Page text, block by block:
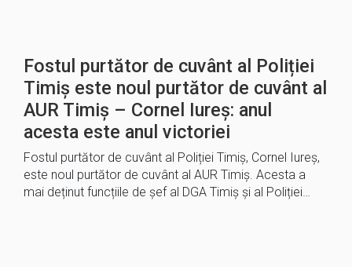
Fostul purtător de cuvânt al Poliției
Timiș este noul purtător de cuvânt al
AUR Timiș – Cornel Iureș: anul
acesta este anul victoriei
Fostul purtător de cuvânt al Poliției Timiș, Cornel Iureș,
este noul purtător de cuvânt al AUR Timiș. Acesta a
mai deținut funcțiile de șef al DGA Timiș și al Poliției…